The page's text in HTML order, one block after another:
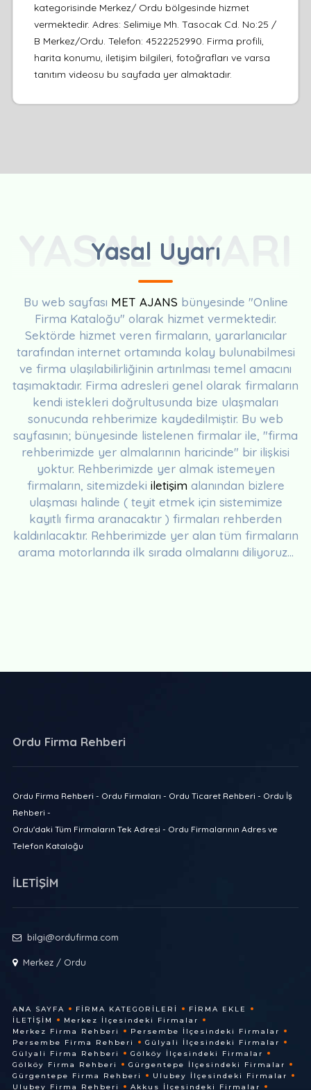
kategorisinde Merkez/ Ordu bölgesinde hizmet
vermektedir. Adres: Selimiye Mh. Tasocak Cd. No:25 /
B Merkez/Ordu. Telefon: 4522252990. Firma profili,
harita konumu, iletişim bilgileri, fotoğrafları ve varsa
tanıtım videosu bu sayfada yer almaktadır.
Yasal Uyarı
YASAL UYARI
Bu web sayfası MET AJANS bünyesinde "Online
Firma Kataloğu" olarak hizmet vermektedir.
Sektörde hizmet veren firmaların, yararlanıcılar
tarafından internet ortamında kolay bulunabilmesi
ve firma ulaşılabilirliğinin artırılması temel amacını
taşımaktadır. Firma adresleri genel olarak firmaların
kendi istekleri doğrultusunda bize ulaşmaları
sonucunda rehberimize kaydedilmiştir. Bu web
sayfasının; bünyesinde listelenen firmalar ile, "firma
rehberimizde yer almalarının haricinde" bir ilişkisi
yoktur. Rehberimizde yer almak istemeyen
firmaların, sitemizdeki iletişim alanından bizlere
ulaşması halinde ( teyit etmek için sistemimize
kayıtlı firma aranacaktır ) firmaları rehberden
kaldırılacaktır. Rehberimizde yer alan tüm firmaların
arama motorlarında ilk sırada olmalarını diliyoruz...
Ordu Firma Rehberi
Ordu Firma Rehberi - Ordu Firmaları - Ordu Ticaret Rehberi - Ordu İş
Rehberi -
Ordu'daki Tüm Firmaların Tek Adresi - Ordu Firmalarının Adres ve
Telefon Kataloğu
İLETİŞİM
bilgi@ordufirma.com
Merkez / Ordu
ANA SAYFA FIRMA KATEGORILERI
FIRMA EKLE
İLETIŞIM
Merkez İlçesindeki Firmalar
Merkez Firma Rehberi
Persembe İlçesindeki Firmalar
Persembe Firma Rehberi
Gülyali İlçesindeki Firmalar
Gülyali Firma Rehberi
Gölköy İlçesindeki Firmalar
Gölköy Firma Rehberi
Gürgentepe İlçesindeki Firmalar
Gürgentepe Firma Rehberi
Ulubey İlçesindeki Firmalar
Ulubey Firma Rehberi
Akkus İlçesindeki Firmalar